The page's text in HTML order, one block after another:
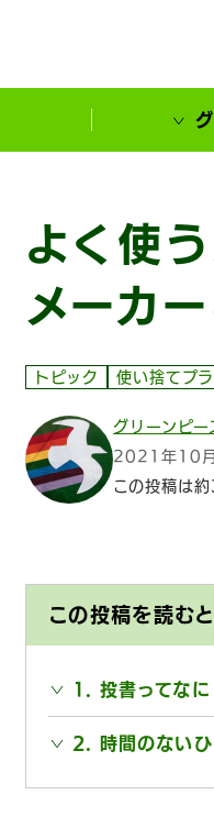
よく使
メーカ
トピック 使い捨てプ
グリーンピー
2021年10
この投稿は
この投稿を読む
1. 投書ってなに
2. 時間のないひ